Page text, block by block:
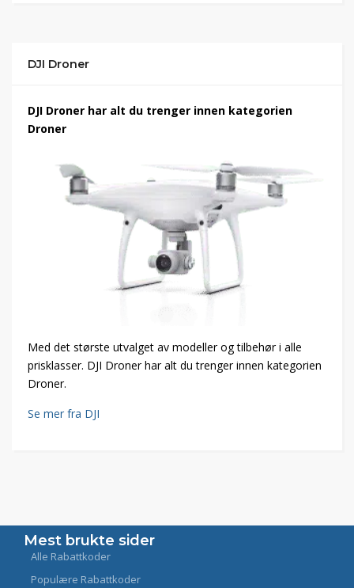
DJI Droner
DJI Droner har alt du trenger innen kategorien
Droner
Med det største utvalget av modeller og tilbehør i alle
prisklasser. DJI Droner har alt du trenger innen kategorien
Droner.
Se mer fra DJI
Mest brukte sider
Alle Rabattkoder
Populære Rabattkoder